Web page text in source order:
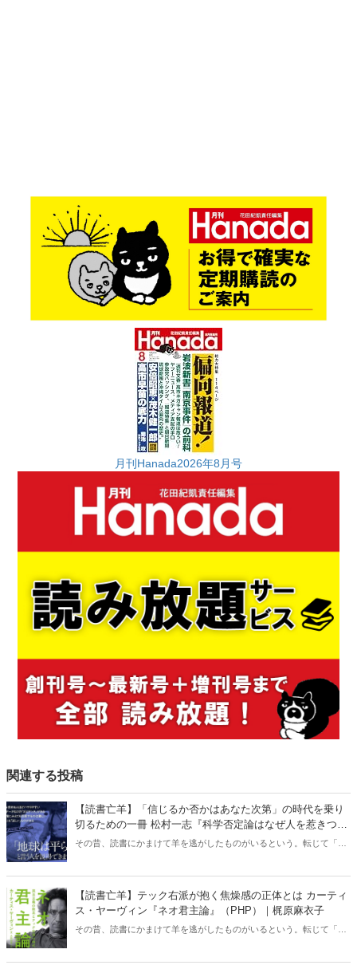
月刊Hanada2026年8月号
関連する投稿
【読書亡羊】「信じるか否かはあなた次第」の時代を乗り
切るための一冊 松村一志『科学否定論はなぜ人を惹きつけ
るのか』（ちくま新書）｜梶原麻衣子
その昔、読書にかまけて羊を逃がしたものがいるという。転じて「読
ある。元月刊『Hanada』編集部員のライター・梶原がお送りする時事
書評！
【読書亡羊】テック右派が抱く焦燥感の正体とは カーティ
ス・ヤーヴィン『ネオ君主論』（PHP）｜梶原麻衣子
その昔、読書にかまけて羊を逃がしたものがいるという。転じて「読